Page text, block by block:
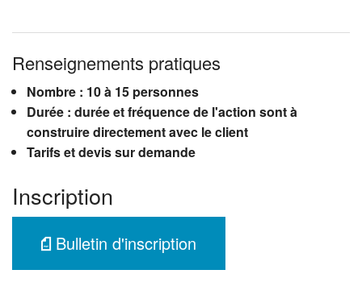
Renseignements pratiques
Nombre : 10 à 15 personnes
Durée : durée et fréquence de l'action sont à
construire directement avec le client
Tarifs et devis sur demande
Inscription
Bulletin d'inscription